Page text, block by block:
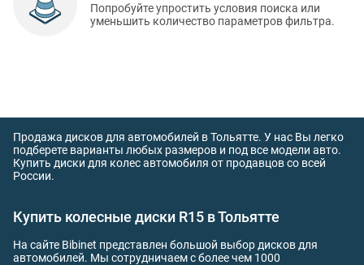
Попробуйте упростить условия поиска или
уменьшить количество параметров фильтра.
Продажа дисков для автомобилей в Тольятте. У нас Вы легко
подберете варианты любых размеров и под все модели авто.
Купить диски для колес автомобиля от продавцов со всей
России.
Купить колесные диски R15 в Тольятте
На сайте Bibinet представлен большой выбор дисков для
автомобилей. Мы сотрудничаем с более чем 1000